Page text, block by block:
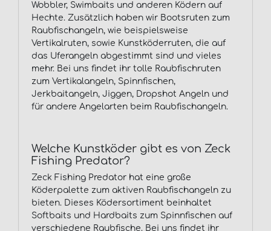
Wobbler, Swimbaits und anderen Ködern auf
Hechte. Zusätzlich haben wir Bootsruten zum
Raubfischangeln, wie beispielsweise
Vertikalruten, sowie Kunstköderruten, die auf
das Uferangeln abgestimmt sind und vieles
mehr. Bei uns findet ihr tolle Raubfischruten
zum Vertikalangeln, Spinnfischen,
Jerkbaitangeln, Jiggen, Dropshot Angeln und
für andere Angelarten beim Raubfischangeln.
Welche Kunstköder gibt es von Zeck
Fishing Predator?
Zeck Fishing Predator hat eine große
Köderpalette zum aktiven Raubfischangeln zu
bieten. Dieses Ködersortiment beinhaltet
Softbaits und Hardbaits zum Spinnfischen auf
verschiedene Raubfische. Bei uns findet ihr